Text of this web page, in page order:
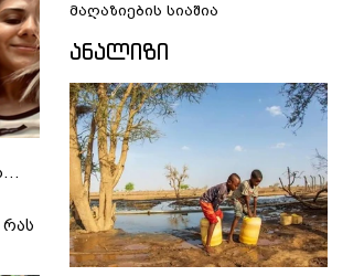
მაღაზიების სიაშია
ᲐᲜᲐᲚᲘᲖᲘ